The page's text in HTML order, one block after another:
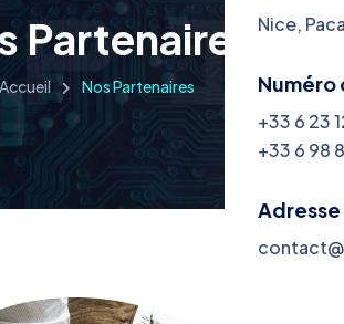
Nice,
+33 6 23
+33 6 98
Partenaires
Accueil Nos Partenaires